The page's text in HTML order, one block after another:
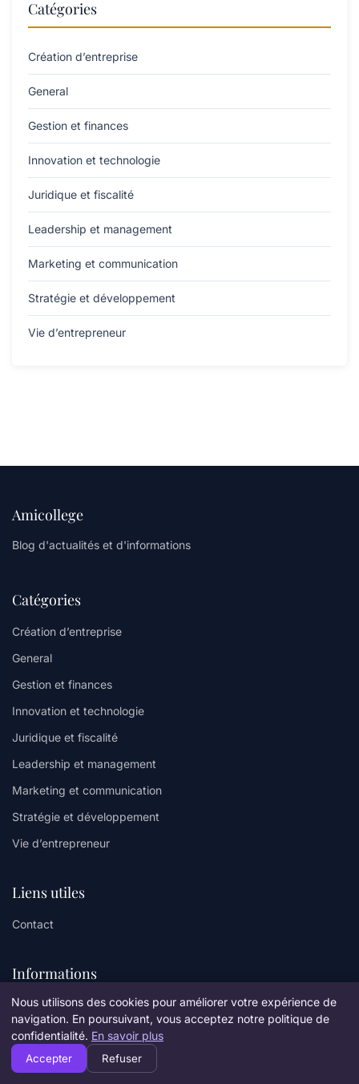
Catégories
Création d’entreprise
General
Gestion et finances
Innovation et technologie
Juridique et fiscalité
Leadership et management
Marketing et communication
Stratégie et développement
Vie d’entrepreneur
Amicollege
Blog d'actualités et d'informations
Catégories
Création d’entreprise
General
Gestion et finances
Innovation et technologie
Juridique et fiscalité
Leadership et management
Marketing et communication
Stratégie et développement
Vie d’entrepreneur
Liens utiles
Contact
Informations
Plan du site
Nous utilisons des cookies pour améliorer votre expérience de
navigation. En poursuivant, vous acceptez notre politique de
confidentialité. En savoir plus
Accepter Refuser